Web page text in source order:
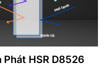
HSR D8526